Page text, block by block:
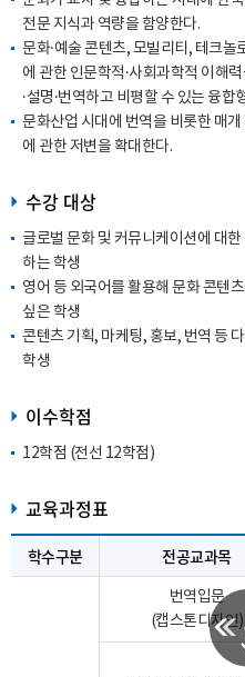
전문 지식과 역량을 함양한다.
문화·예술 콘텐츠, 모빌리티, 테크놀
에 관한 인문학적·사회과학적 이해
·설명·번역하고 비평할 수 있는 융합
문화산업 시대에 번역을 비롯한 매
에 관한 저변을 확대한다.
수강 대상
글로벌 문화 및 커뮤니케이션에 대
하는 학생
영어 등 외국어를 활용해 문화 콘텐
싶은 학생
콘텐츠 기획, 마케팅, 홍보, 번역 등
학생
이수학점
12학점 (전선 12학점)
교육과정표
학수구분 전공교과목
번역입문
(캡스톤디자인)